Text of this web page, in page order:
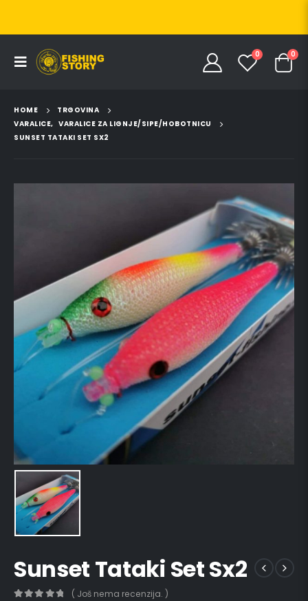
0 0
HOME
TRGOVINA
VARALICE, VARALICE ZA LIGNJE/SIPE/HOBOTNICU
SUNSET TATAKI SET SX2
Sunset Tataki Set Sx2
( Još nema recenzija. )